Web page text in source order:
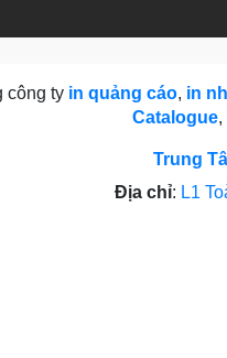
công ty in quảng cáo, in
Catalogue,
Trung
Địa chỉ: L1